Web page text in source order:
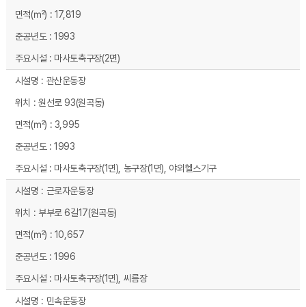
17,819
1993
마사토축구장(2면)
관산운동장
원선로 93(원곡동)
3,995
1993
마사토축구장(1면), 농구장(1면), 야외헬스기구
근로자운동장
부부로 6길17(원곡동)
10,657
1996
마사토축구장(1면), 씨름장
민속운동장